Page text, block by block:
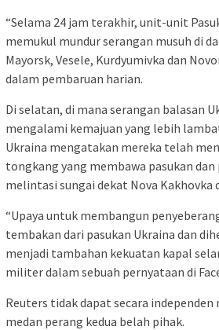
“Selama 24 jam terakhir, unit-unit
memukul mundur serangan musuh di
Mayorsk, Vesele, Kurdyumivka dan
dalam pembaruan harian.
Di selatan, di mana serangan balasan
mengalami kemajuan yang lebih
Ukraina mengatakan mereka telah
tongkang yang membawa pasukan
melintasi sungai dekat Nova Kakhovka
“Upaya untuk membangun
tembakan dari pasukan Ukraina dan
menjadi tambahan kekuatan kapal
militer dalam sebuah pernyataan di
Reuters tidak dapat secara
medan perang kedua belah pihak.